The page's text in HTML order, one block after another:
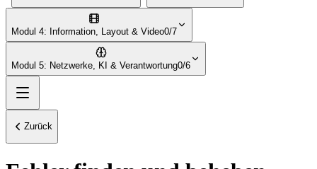
Modul 4: Information, Layout & Video0/7
Modul 5: Netzwerke, KI & Verantwortung0/6
Zurück